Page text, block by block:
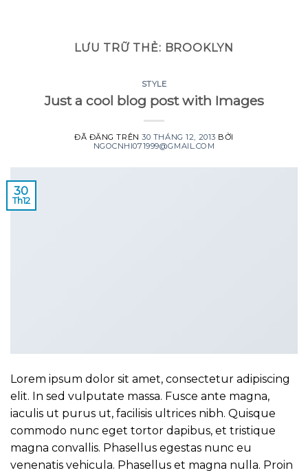
LƯU TRỮ THẺ: BROOKLYN
STYLE
Just a cool blog post with Images
ĐÃ ĐĂNG TRÊN30 THÁNG 12, 2013 BỞI
NGOCNHI071999@GMAIL.COM
30
Th12
Lorem ipsum dolor sit amet, consectetur adipiscing
elit. In sed vulputate massa. Fusce ante magna,
iaculis ut purus ut, facilisis ultrices nibh. Quisque
commodo nunc eget tortor dapibus, et tristique
magna convallis. Phasellus egestas nunc eu
venenatis vehicula. Phasellus et magna nulla. Proin